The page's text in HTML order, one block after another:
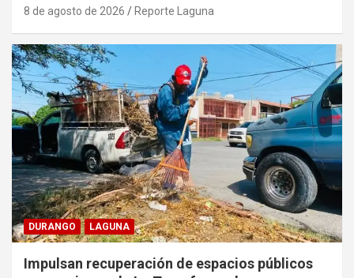
8 de agosto de 2026 Reporte Laguna
DURANGO LAGUNA
Impulsan recuperación de espacios públicos